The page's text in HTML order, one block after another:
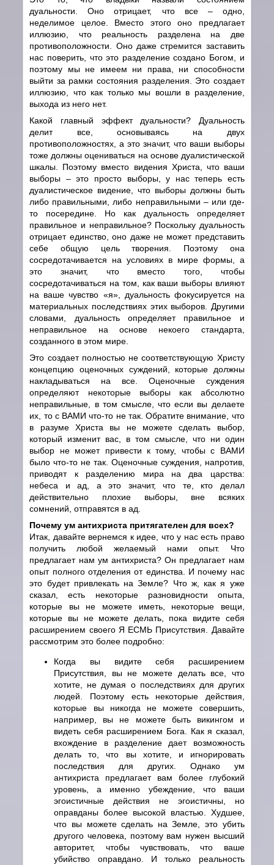
дуальности. Оно отрицает, что все – одно,
неделимое целое. Вместо этого оно предлагает
иллюзию, что реальность разделена на две
противоположности. Оно даже стремится заставить
нас поверить, что это разделение создано Богом, и
поэтому мы не имеем ни права, ни способности
выйти за рамки состояния разделения. Это создает
иллюзию, что как только мы вошли в разделение,
выхода из него нет.
Какой главный эффект дуальности? Дуальность
делит все, основываясь на двух
противоположностях, а это значит, что ваши выборы
тоже должны оцениваться на основе дуалистической
шкалы. Поэтому вместо видения Христа, что ваши
выборы – это просто выборы, у нас теперь есть
дуалистическое видение, что выборы должны быть
либо правильными, либо неправильными – или где-
то посередине. Но как дуальность определяет
правильное и неправильное? Поскольку дуальность
отрицает единство, оно даже не может представить
себе общую цель творения. Поэтому она
сосредотачивается на условиях в мире формы, а
это значит, что вместо того, чтобы
сосредотачиваться на том, как ваши выборы влияют
на ваше чувство «я», дуальность фокусируется на
материальных последствиях этих выборов. Другими
словами, дуальность определяет правильное и
неправильное на основе некоего стандарта,
созданного в этом мире.
Это создает полностью не соответствующую Христу
концепцию оценочных суждений, которые должны
накладываться на все. Оценочные суждения
определяют некоторые выборы как абсолютно
неправильные, в том смысле, что если вы делаете
их, то с ВАМИ что-то не так. Обратите внимание, что
в разуме Христа вы не можете сделать выбор,
который изменит вас, в том смысле, что ни один
выбор не может привести к тому, чтобы с ВАМИ
было что-то не так. Оценочные суждения, напротив,
приводят к разделению мира на два царства:
небеса и ад, а это значит, что те, кто делал
действительно плохие выборы, вне всяких
сомнений, отправятся в ад.
Почему ум антихриста притягателен для всех?
Итак, давайте вернемся к идее, что у нас есть право
получить любой желаемый нами опыт. Что
предлагает нам ум антихриста? Он предлагает нам
опыт полного отделения от единства. И почему нас
это будет привлекать на Земле? Что ж, как я уже
сказал, есть некоторые разновидности опыта,
которые вы не можете иметь, некоторые вещи,
которые вы не можете делать, пока видите себя
расширением своего Я ЕСМЬ Присутствия. Давайте
рассмотрим это более подробно:
Когда вы видите себя расширением
Присутствия, вы не можете делать все, что
хотите, не думая о последствиях для других
людей. Поэтому есть некоторые действия,
которые вы никогда не можете совершить,
например, вы не можете быть викингом и
видеть себя расширением Бога. Как я сказал,
вхождение в разделение дает возможность
делать то, что вы хотите, и игнорировать
последствия для других. Однако ум
антихриста предлагает вам более глубокий
уровень, а именно убеждение, что ваши
эгоистичные действия не эгоистичны, но
оправданы более высокой властью. Худшее,
что вы можете сделать на Земле, это убить
другого человека, поэтому вам нужен высший
авторитет, чтобы чувствовать, что ваше
убийство оправдано. И только реальность